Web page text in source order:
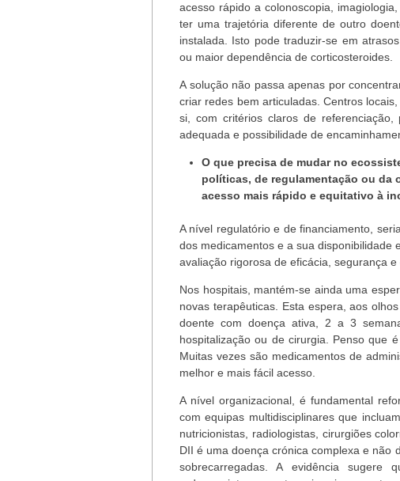
acesso rápido a colonoscopia,
ter uma trajetória diferente de outro
instalada. Isto pode traduzir-se em
ou maior dependência de corticosteroides.
A solução não passa apenas por
criar redes bem articuladas. Centros
si, com critérios claros de referenciação,
adequada e possibilidade de
O que precisa de mudar no
políticas, de regulamentação ou da
acesso mais rápido e equitativo à
A nível regulatório e de financiamento,
dos medicamentos e a sua disponibilidade
avaliação rigorosa de eficácia, segurança e
Nos hospitais, mantém-se ainda uma
novas terapêuticas. Esta espera, aos
doente com doença ativa, 2 a 3
hospitalização ou de cirurgia. Penso que
Muitas vezes são medicamentos de
melhor e mais fácil acesso.
A nível organizacional, é fundamental
com equipas multidisciplinares que
nutricionistas, radiologistas, cirurgiões
DII é uma doença crónica complexa e não
sobrecarregadas. A evidência sugere